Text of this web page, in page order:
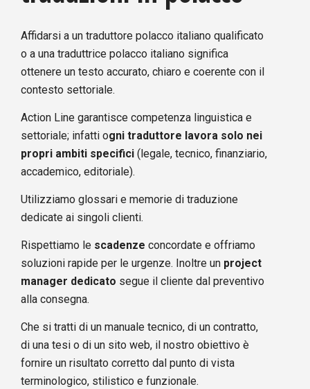
Affidarsi a un traduttore polacco italiano qualificato
o a una traduttrice polacco italiano significa
ottenere un testo accurato, chiaro e coerente con il
contesto settoriale.
Action Line garantisce competenza linguistica e
settoriale; infatti ogni traduttore lavora solo nei
propri ambiti specifici (legale, tecnico, finanziario,
accademico, editoriale).
Utilizziamo glossari e memorie di traduzione
dedicate ai singoli clienti.
Rispettiamo le scadenze concordate e offriamo
soluzioni rapide per le urgenze. Inoltre un project
manager dedicato segue il cliente dal preventivo
alla consegna.
Che si tratti di un manuale tecnico, di un contratto,
di una tesi o di un sito web, il nostro obiettivo è
fornire un risultato corretto dal punto di vista
terminologico, stilistico e funzionale.